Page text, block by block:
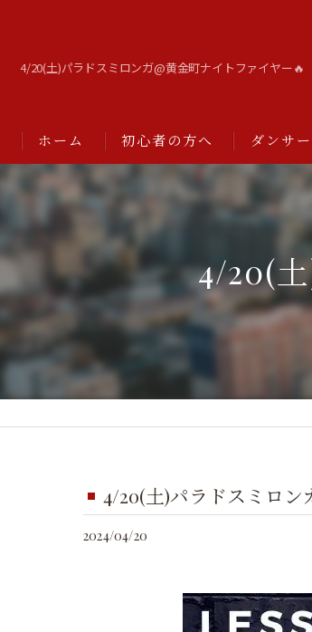
4/20(土)パラドスミロンガ@黄金町ナイトファイヤー🔥
ホーム 初心者の方へ ダンサ
4/20(
4/20(土)パラドスミロン
2024/04/20